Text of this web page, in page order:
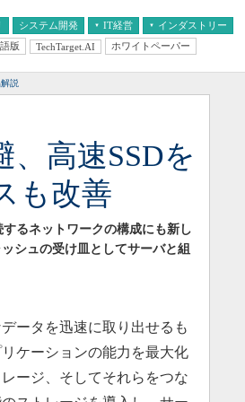
システム開発 IT経営 インダストリー
版 TechTarget.AI ホワイトペーパー
説
高速SSDを
も改善
るネットワークの構成にも新し
シュの受け皿としてサーバと組
ータを迅速に取り出せるも
ケーションの能力を最大化
ージ、そしてそれらをつな